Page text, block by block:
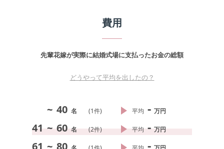
費用
先輩花嫁が実際に結婚式場に支払ったお金の総額
どうやって平均を出したの？
~ 40 名 (1件) 平均 - 万円
41 ~ 60 名 (2件) 平均 - 万円
-